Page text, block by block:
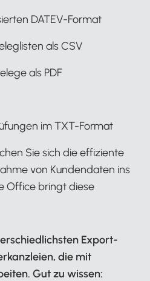
DATEV-Format
als CSV
als PDF
im TXT-Format
Sie sich die effiziente
von Kundendaten ins
Office bringt diese
Export-
die mit
Gut zu wissen: